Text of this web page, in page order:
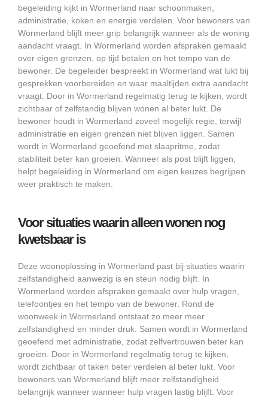
begeleiding kijkt in Wormerland naar schoonmaken,
administratie, koken en energie verdelen. Voor bewoners van
Wormerland blijft meer grip belangrijk wanneer als de woning
aandacht vraagt. In Wormerland worden afspraken gemaakt
over eigen grenzen, op tijd betalen en het tempo van de
bewoner. De begeleider bespreekt in Wormerland wat lukt bij
gesprekken voorbereiden en waar maaltijden extra aandacht
vraagt. Door in Wormerland regelmatig terug te kijken, wordt
zichtbaar of zelfstandig blijven wonen al beter lukt. De
bewoner houdt in Wormerland zoveel mogelijk regie, terwijl
administratie en eigen grenzen niet blijven liggen. Samen
wordt in Wormerland geoefend met slaapritme, zodat
stabiliteit beter kan groeien. Wanneer als post blijft liggen,
helpt begeleiding in Wormerland om eigen keuzes begrijpen
weer praktisch te maken.
Voor situaties waarin alleen wonen nog
kwetsbaar is
Deze woonoplossing in Wormerland past bij situaties waarin
zelfstandigheid aanwezig is en steun nodig blijft. In
Wormerland worden afspraken gemaakt over hulp vragen,
telefoontjes en het tempo van de bewoner. Rond de
woonweek in Wormerland ontstaat zo meer meer
zelfstandigheid en minder druk. Samen wordt in Wormerland
geoefend met administratie, zodat zelfvertrouwen beter kan
groeien. Door in Wormerland regelmatig terug te kijken,
wordt zichtbaar of taken beter verdelen al beter lukt. Voor
bewoners van Wormerland blijft meer zelfstandigheid
belangrijk wanneer wanneer hulp vragen lastig blijft. Voor